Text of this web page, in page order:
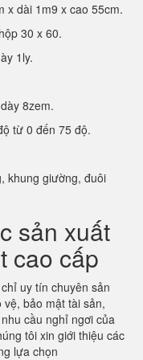
x dài 1m9 x cao 55cm.
30 x 60.
1ly.
8zem.
từ 0 đến 75 độ.
khung giường, đuôi
sản xuất
cao cấp
uy tín chuyên sản
bảo mật tài sản,
cầu nghỉ ngơi của
tôi xin giới thiệu các
lựa chọn